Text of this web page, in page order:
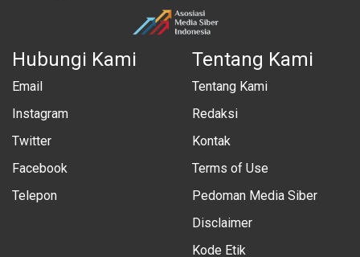
Hubungi Kami
Email
Instagram
Twitter
Facebook
Telepon
Tentang Kami
Tentang Kami
Redaksi
Kontak
Terms of Use
Pedoman Media Siber
Disclaimer
Kode Etik